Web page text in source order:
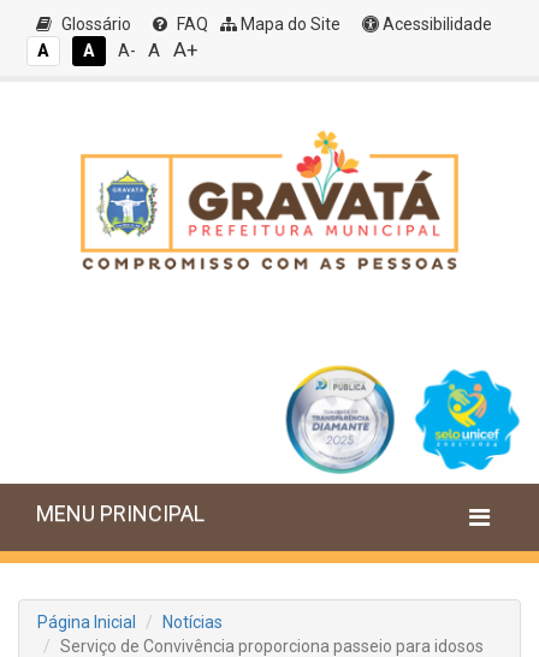
Glossário FAQ Mapa do Site
Acessibilidade
A
A A- A A+
MENU PRINCIPAL
Página Inicial
Notícias
Serviço de Convivência proporciona passeio para idosos